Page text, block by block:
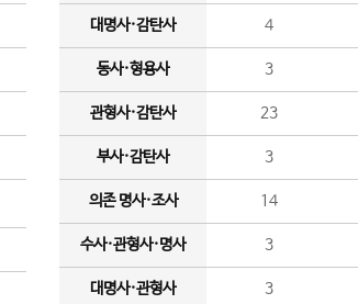
대명사·감탄사 4
동사·형용사 3
관형사·감탄사 23
부사·감탄사 3
의존 명사·조사 14
수사·관형사·명사 3
대명사·관형사 3